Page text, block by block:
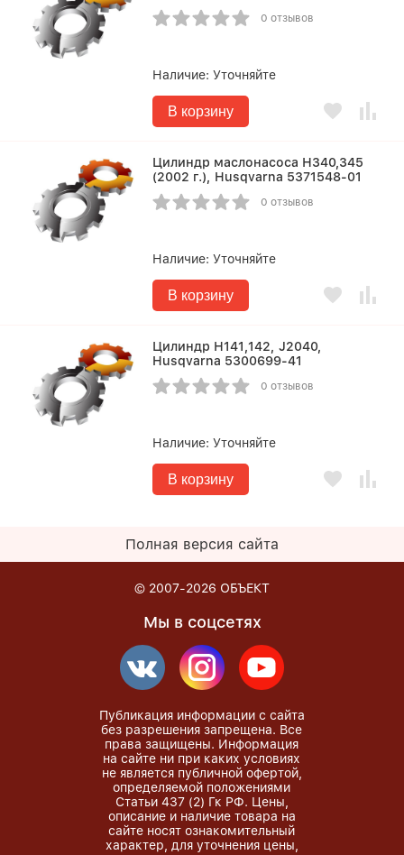
0 отзывов
Наличие:Уточняйте
В корзину
Цилиндр маслонасоса Н340,345
(2002 г.), Husqvarna 5371548-01
0 отзывов
Наличие:Уточняйте
В корзину
Цилиндр Н141,142, J2040,
Husqvarna 5300699-41
0 отзывов
Наличие:Уточняйте
В корзину
Полная версия сайта
© 2007-2026 ОБЪЕКТ
Мы в соцсетях
Публикация информации с сайта
без разрешения запрещена. Все
права защищены. Информация
на сайте ни при каких условиях
не является публичной офертой,
определяемой положениями
Статьи 437 (2) Гк РФ. Цены,
описание и наличие товара на
сайте носят ознакомительный
характер, для уточнения цены,